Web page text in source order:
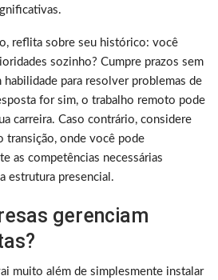
reflita sobre seu histórico: você
sozinho? Cumpre prazos sem
habilidade para resolver problemas de
for sim, o trabalho remoto pode
carreira. Caso contrário, considere
transição, onde você pode
as competências necessárias
estrutura presencial.
gerenciam
muito além de simplesmente instalar